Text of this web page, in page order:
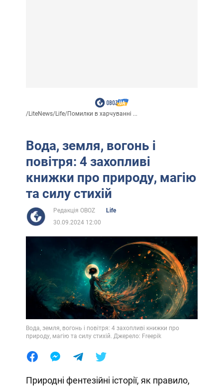
/LiteNews/Life/Помилки в харчуванні ...
Вода, земля, вогонь і
повітря: 4 захопливі
книжки про природу, магію
та силу стихій
Редакція OBOZ
Life
30.09.2024 12:00
Вода, земля, вогонь і повітря: 4 захопливі книжки про
природу, магію та силу стихій. Джерело: Freepik
Природні фентезійні історії, як правило,